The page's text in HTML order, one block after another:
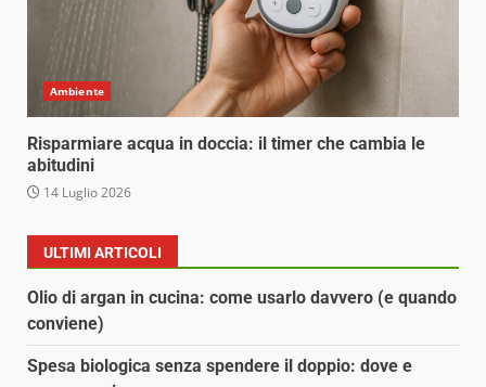
Ambiente
Risparmiare acqua in doccia: il timer che cambia le
abitudini
14 Luglio 2026
ULTIMI ARTICOLI
Olio di argan in cucina: come usarlo davvero (e quando
conviene)
Spesa biologica senza spendere il doppio: dove e